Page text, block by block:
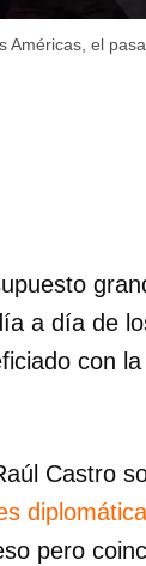
el
a día de
con
Castro
pero